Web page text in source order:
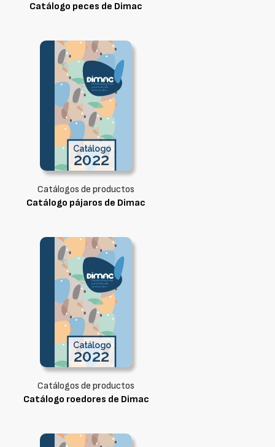
Catálogo peces de Dimac
Catálogos de productos
Catálogo pájaros de Dimac
Catálogos de productos
Catálogo roedores de Dimac